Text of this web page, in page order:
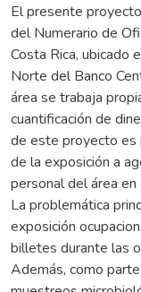
El presente
del Numerario de
Costa Rica, ubicado
Norte del Banco
área se trabaja
cuantificación de
de este proyecto es
de la exposición a
personal del área en
La problemática
exposición
billetes durante las
Además, como